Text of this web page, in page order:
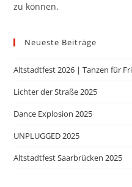
zu können.
Neueste Beiträge
Altstadtfest 2026 | Tanzen für
Lichter der Straße 2025
Dance Explosion 2025
UNPLUGGED 2025
Altstadtfest Saarbrücken 2025